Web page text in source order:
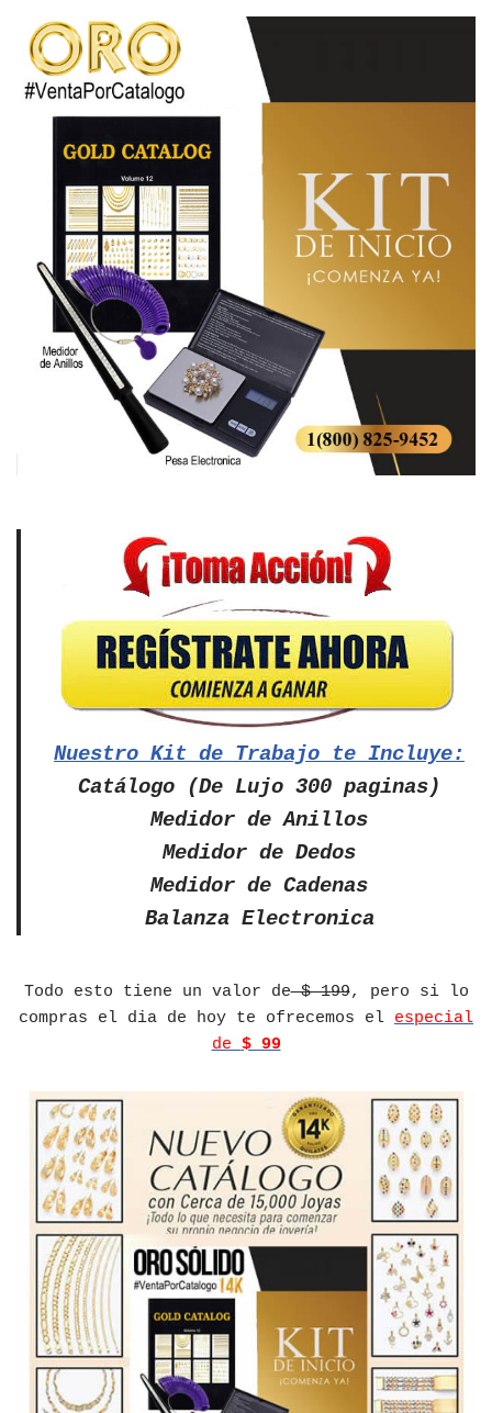
Nuestro Kit de Trabajo te Incluye:
Catálogo (De Lujo 300 paginas)
Medidor de Anillos
Medidor de Dedos
Medidor de Cadenas
Balanza Electronica
Todo esto tiene un valor de$ 199, pero si lo
compras el dia de hoy te ofrecemos el especial
de $ 99